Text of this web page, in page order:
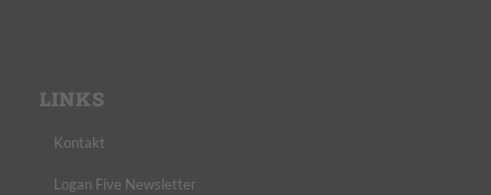
LINKS
Kontakt
Logan Five Newsletter